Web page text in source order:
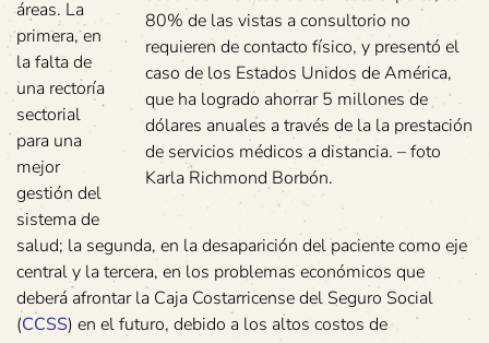
80% de las vistas a consultorio no
requieren de contacto físico, y presentó el
caso de los Estados Unidos de América,
que ha logrado ahorrar 5 millones de
dólares anuales a través de la la prestación
de servicios médicos a distancia. – foto
Karla Richmond Borbón.
áreas. La
primera, en
la falta de
una rectoría
sectorial
para una
mejor
gestión del
sistema de
salud; la segunda, en la desaparición del paciente como eje
central y la tercera, en los problemas económicos que
deberá afrontar la Caja Costarricense del Seguro Social
(CCSS) en el futuro, debido a los altos costos de